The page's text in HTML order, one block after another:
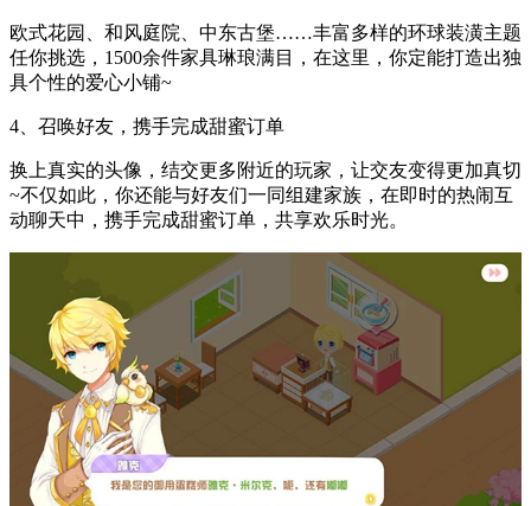
欧式花园、和风庭院、中东古堡……丰富多样的环球装潢主题
任你挑选，1500余件家具琳琅满目，在这里，你定能打造出独
具个性的爱心小铺~
4、召唤好友，携手完成甜蜜订单
换上真实的头像，结交更多附近的玩家，让交友变得更加真切
~不仅如此，你还能与好友们一同组建家族，在即时的热闹互
动聊天中，携手完成甜蜜订单，共享欢乐时光。